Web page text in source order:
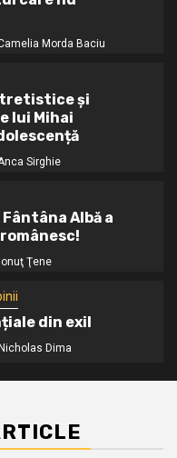
Albă a fost un
Morda Baciu
și
lui Mihai
Sirghie
Albă a
Ionuţ Ţene
din exil
Nicholas Dima